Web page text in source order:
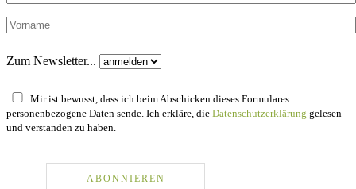
Zum Newsletter...
Mir ist bewusst, dass ich beim Abschicken dieses Formulares
personenbezogene Daten sende. Ich erkläre, die Datenschutzerklärung gelesen
und verstanden zu haben.